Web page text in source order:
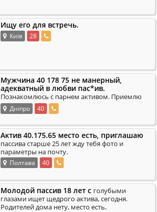
Ищу его для встречь.
Київ 28
Мужчина 40 178 75 не манерный,
адекватный в любви пас*ив.
Познакомлюсь с парнем активом. Приемлю
многое. Место есть. Звоните.
Дніпро 40
Актив 40.175.65 место есть, приглашаю
пассива старше 25 лет жду тебя фото и
параметры на почту.
Полтава 40
Молодой пассив 18 лет с голубыми
глазами ищет щедрого актива, сегодня.
Родителей дома нету, место есть.